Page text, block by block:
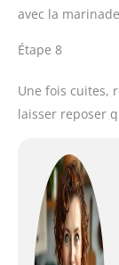
avec la
Étape 8
Une fois cuites,
laisser reposer